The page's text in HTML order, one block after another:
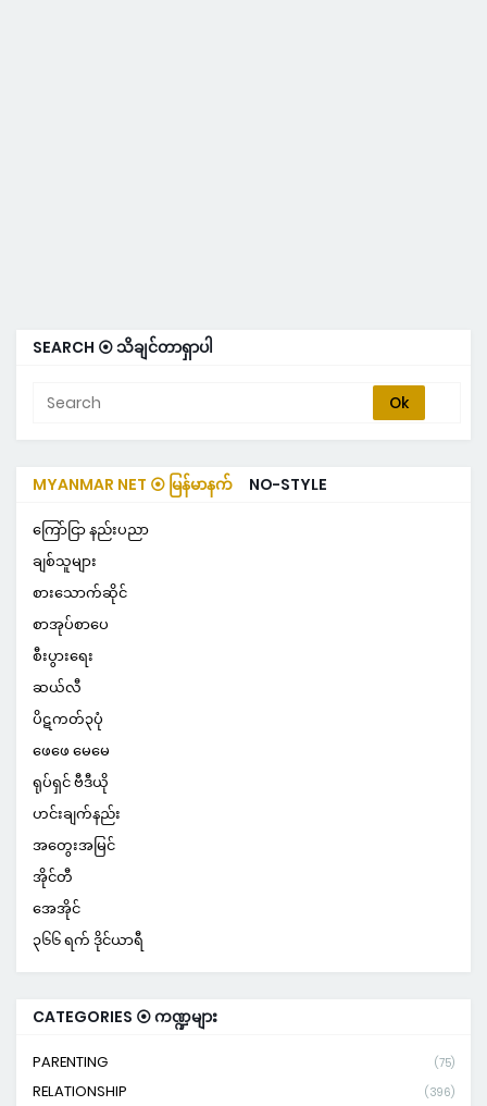
SEARCH ⦿ သိချင်တာရှာပါ
MYANMAR NET ⦿ မြန်မာနက် NO-STYLE
ကြော်ငြာ နည်းပညာ
ချစ်သူများ
စားသောက်ဆိုင်
စာအုပ်စာပေ
စီးပွားရေး
ဆယ်လီ
ပိဋကတ်၃ပုံ
ဖေဖေ မေမေ
ရုပ်ရှင် ဗီဒီယို
ဟင်းချက်နည်း
အတွေးအမြင်
အိုင်တီ
အေအိုင်
၃၆၆ ရက် ဒိုင်ယာရီ
CATEGORIES ⦿ ကဏ္ဍများ
PARENTING (75)
RELATIONSHIP (396)